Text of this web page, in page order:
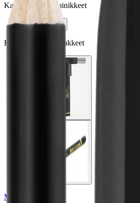
Karusellin nuolipainikkeet
Seuraava
Karusellin pikakuvakkeet
Max Factor